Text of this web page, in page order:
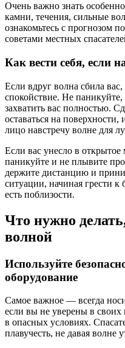
Очень важно знать
камни, течения, сильные
ознакомьтесь с прогнозом
советами местных
Как вести себя, если
Если вдруг волна сбила
спокойствие. Не паникуйте,
захватить вас полностью.
оставаться на поверхности,
лицо навстречу волне для
Если вас унесло в
паникуйте и не плывите
держите дистанцию и
ситуации, начиная грести к
есть поблизости.
Что нужно
волной
Используйте
оборудование
Самое важное — всегда
если вы не уверены в своих
в опасных условиях.
плавучесть, не давая волне